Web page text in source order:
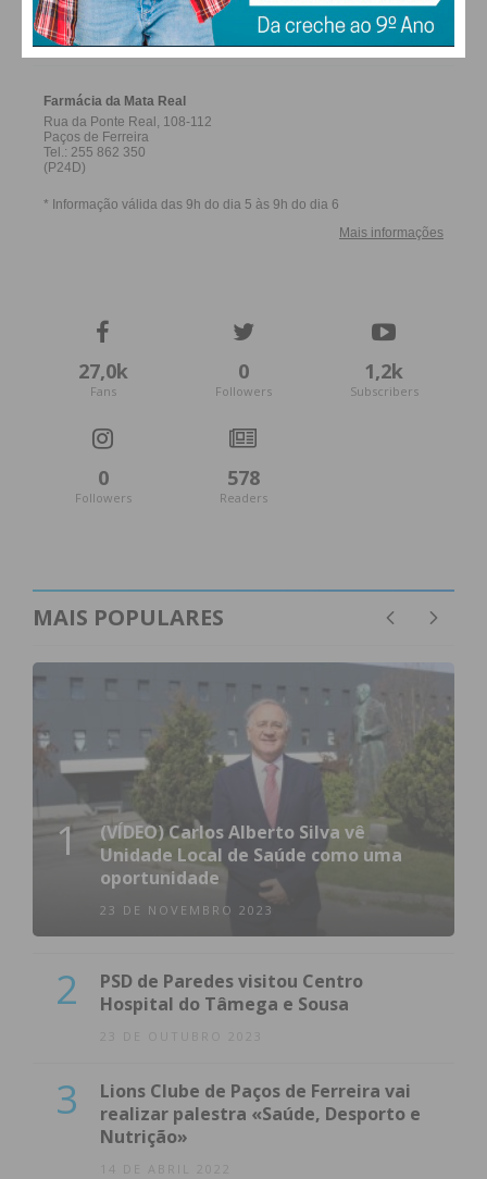
FARMACIAS DE SERVIÇO EM PAÇOS DE
FERREIRA
27,0k
Fans
0
Followers
1,2k
Subscribers
0
Followers
578
Readers
MAIS POPULARES
1
(VÍDEO) Carlos Alberto Silva vê
Unidade Local de Saúde como uma
oportunidade
23 DE NOVEMBRO 2023
2
PSD de Paredes visitou Centro
Hospital do Tâmega e Sousa
23 DE OUTUBRO 2023
3
Lions Clube de Paços de Ferreira vai
realizar palestra «Saúde, Desporto e
Nutrição»
14 DE ABRIL 2022